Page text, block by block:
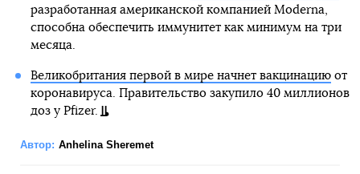
разработанная американской компанией Moderna,
способна обеспечить иммунитет как минимум на три
месяца.
Великобритания первой в мире начнет вакцинациюот
коронавируса. Правительство закупило 40 миллионов
доз у Pfizer.
Автор: Anhelina Sheremet